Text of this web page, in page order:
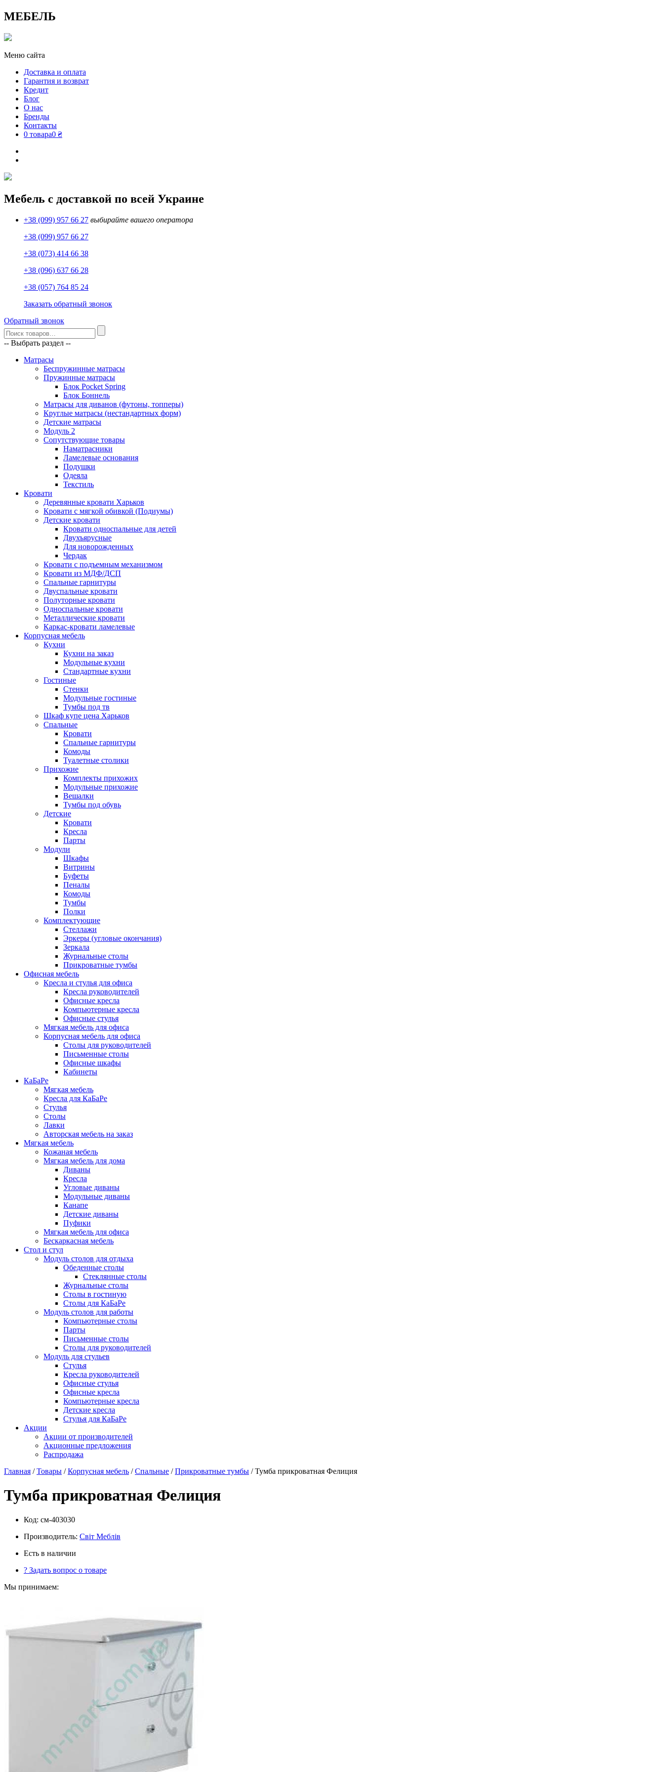
МЕБЕЛЬ
Меню сайта
Доставка и оплата
Гарантия и возврат
Кредит
Блог
О нас
Бренды
Контакты
0 товара0 ₴
Мебель с доставкой по всей Украине
+38 (099) 957 66 27 выбирайте вашего оператора
+38 (099) 957 66 27
+38 (073) 414 66 38
+38 (096) 637 66 28
+38 (057) 764 85 24
Заказать обратный звонок
Обратный звонок
-- Выбрать раздел --
Матрасы
Беспружинные матрасы
Пружинные матрасы
Блок Pocket Spring
Блок Боннель
Матрасы для диванов (футоны, топперы)
Круглые матрасы (нестандартных форм)
Детские матрасы
Модуль 2
Сопутствующие товары
Наматрасники
Ламелевые основания
Подушки
Одеяла
Текстиль
Кровати
Деревянные кровати Харьков
Кровати с мягкой обивкой (Подиумы)
Детские кровати
Кровати односпальные для детей
Двухъярусные
Для новорожденных
Чердак
Кровати с подъемным механизмом
Кровати из МДФ/ДСП
Спальные гарнитуры
Двуспальные кровати
Полуторные кровати
Односпальные кровати
Металлические кровати
Каркас-кровати ламелевые
Корпусная мебель
Кухни
Кухни на заказ
Модульные кухни
Стандартные кухни
Гостиные
Стенки
Модульные гостиные
Тумбы под тв
Шкаф купе цена Харьков
Спальные
Кровати
Спальные гарнитуры
Комоды
Туалетные столики
Прихожие
Комплекты прихожих
Модульные прихожие
Вешалки
Тумбы под обувь
Детские
Кровати
Кресла
Парты
Модули
Шкафы
Витрины
Буфеты
Пеналы
Комоды
Тумбы
Полки
Комплектующие
Стеллажи
Эркеры (угловые окончания)
Зеркала
Журнальные столы
Прикроватные тумбы
Офисная мебель
Кресла и стулья для офиса
Кресла руководителей
Офисные кресла
Компьютерные кресла
Офисные стулья
Мягкая мебель для офиса
Корпусная мебель для офиса
Столы для руководителей
Письменные столы
Офисные шкафы
Кабинеты
КаБаРе
Мягкая мебель
Кресла для КаБаРе
Стулья
Столы
Лавки
Авторская мебель на заказ
Мягкая мебель
Кожаная мебель
Мягкая мебель для дома
Диваны
Кресла
Угловые диваны
Модульные диваны
Канапе
Детские диваны
Пуфики
Мягкая мебель для офиса
Бескаркасная мебель
Стол и стул
Модуль столов для отдыха
Обеденные столы
Стеклянные столы
Журнальные столы
Столы в гостиную
Столы для КаБаРе
Модуль столов для работы
Компьютерные столы
Парты
Письменные столы
Столы для руководителей
Модуль для стульев
Стулья
Кресла руководителей
Офисные стулья
Офисные кресла
Компьютерные кресла
Детские кресла
Стулья для КаБаРе
Акции
Акции от производителей
Акционные предложения
Распродажа
Главная /Товары /Корпусная мебель /Спальные /Прикроватные тумбы / Тумба прикроватная Фелиция
Тумба прикроватная Фелиция
Код: см-403030
Производитель: Свiт Меблiв
Есть в наличии
? Задать вопрос о товаре
Мы принимаем: